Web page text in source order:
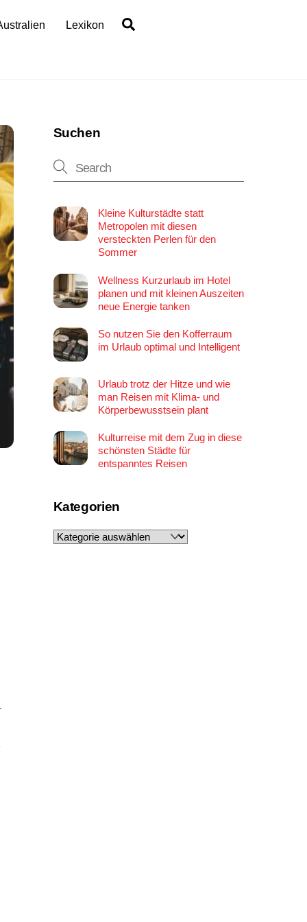
Lexikon
Suchen
Kleine Kulturstädte statt
Metropolen mit diesen
versteckten Perlen für den
Sommer
Wellness Kurzurlaub im Hotel
planen und mit kleinen Auszeiten
neue Energie tanken
So nutzen Sie den Kofferraum
im Urlaub optimal und Intelligent
Urlaub trotz der Hitze und wie
man Reisen mit Klima- und
Körperbewusstsein plant
Kulturreise mit dem Zug in diese
schönsten Städte für
entspanntes Reisen
Kategorien
Kategorien